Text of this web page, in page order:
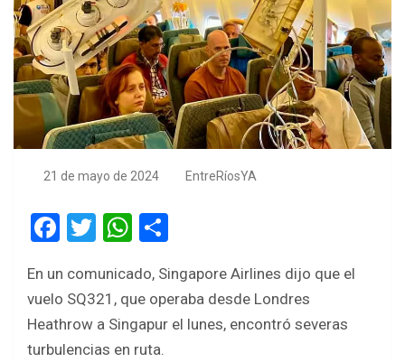
21 de mayo de 2024 EntreRíosYA
F
ce
b
o
T
tt
er
W
at
s
A
ar
e
En un comunicado, Singapore Airlines dijo que el
vuelo SQ321, que operaba desde Londres
Heathrow a Singapur el lunes, encontró severas
turbulencias en ruta.